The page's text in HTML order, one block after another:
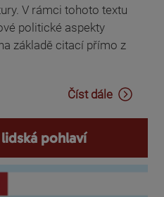
V rámci tohoto textu
politické aspekty
základě citací přímo z
Číst dále
pohlaví